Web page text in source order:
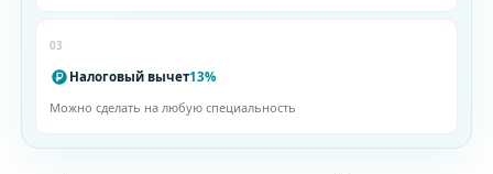
03
Налоговый вычет13%
Можно сделать на любую специальность